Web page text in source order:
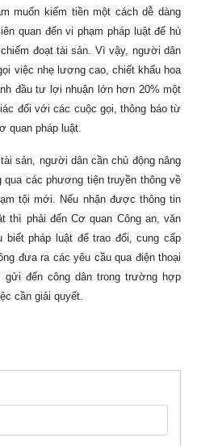
muốn kiếm tiền một cách dễ dàng
quan đến vi phạm pháp luật để hù
đoạt tài sản. Vì vậy, người dân
việc nhẹ lương cao, chiết khấu hoa
đầu tư lợi nhuận lớn hơn 20% một
đối với các cuộc gọi, thông báo từ
quan pháp luật.
sản, người dân cần chủ động nâng
các phương tiện truyền thông về
tội mới. Nếu nhận được thông tin
thì phải đến Cơ quan Công an, văn
pháp luật để trao đổi, cung cấp
đưa ra các yêu cầu qua điện thoại
đến công dân trong trường hợp
cần giải quyết.